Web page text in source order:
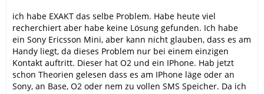
ich habe EXAKT das selbe Problem. Habe heute viel
recherchiert aber habe keine Lösung gefunden. Ich habe
ein Sony Ericsson Mini, aber kann nicht glauben, dass es am
Handy liegt, da dieses Problem nur bei einem einzigen
Kontakt auftritt. Dieser hat O2 und ein IPhone. Hab jetzt
schon Theorien gelesen dass es am IPhone läge oder an
Sony, an Base, O2 oder nem zu vollen SMS Speicher. Da ich